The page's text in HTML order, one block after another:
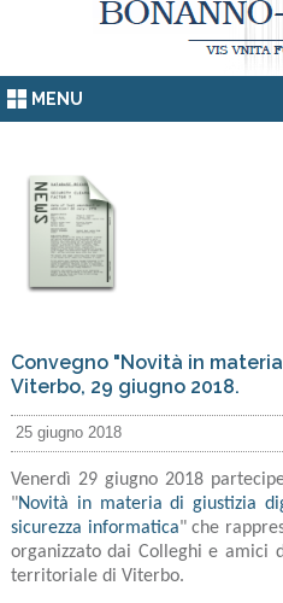
MENU
Convegno "Novità in
Viterbo, 29 giugno 2018.
25 giugno 2018
Venerdì 29 giugno 2018
"Novità in materia di giustizia
sicurezza informatica" che
organizzato dai Colleghi e amici
territoriale di Viterbo.